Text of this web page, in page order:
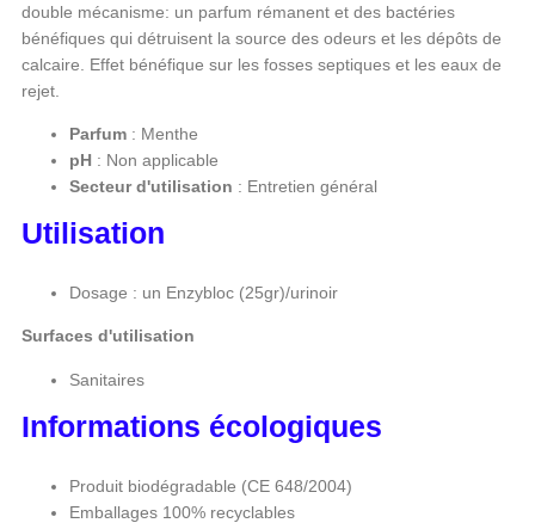
double mécanisme: un parfum rémanent et des bactéries
bénéfiques qui détruisent la source des odeurs et les dépôts de
calcaire. Effet bénéfique sur les fosses septiques et les eaux de
rejet.
Parfum : Menthe
pH : Non applicable
Secteur d'utilisation : Entretien général
Utilisation
Dosage : un Enzybloc (25gr)/urinoir
Surfaces d'utilisation
Sanitaires
Informations écologiques
Produit biodégradable (CE 648/2004)
Emballages 100% recyclables